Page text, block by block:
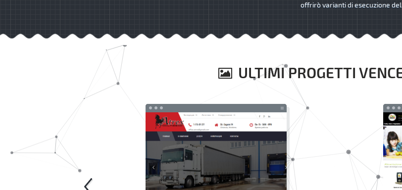
offrirò varianti di esecuzione
ULTIMI PROGETTI